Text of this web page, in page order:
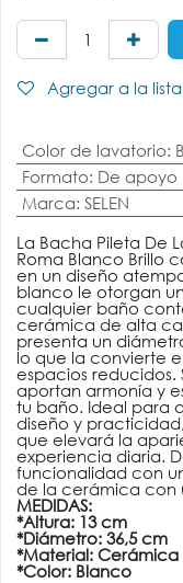
Agregar a la
Color de lavatorio:
Formato: De apoyo
Marca: SELEN
La Bacha Pileta De
Roma Blanco Brillo
en un diseño
blanco le otorgan
cualquier baño
cerámica de alta
presenta un
lo que la convierte
espacios
aportan armonía y
tu baño. Ideal para
diseño y
que elevará la
experiencia diaria.
funcionalidad con
de la cerámica con
MEDIDAS:
*Altura: 13 cm
*Diámetro: 36,5 cm
*Material: Cerámica
*Color: Blanco